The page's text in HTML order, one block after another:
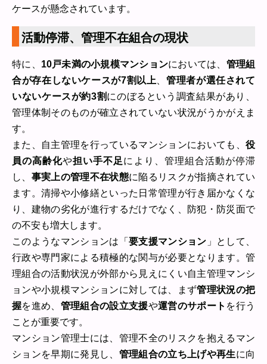
ケースが懸念されています。
活動停滞、管理不在組合の現状
特に、 10戸未満の小規模マンションにおいては、 管理組
合が存在しないケースが7割以上
管理者が選任されて
いないケースが約3割にのぼるという調査結果があり、
管理体制そのものが確立されていない状況がうかがえま
す。
また、自主管理を行っているマンションにおいても、 役
員の高齢化や担い手不足により、管理組合活動が停滞
し、 事実上の管理不在状態に陥るリスクが指摘されてい
ます。清掃や小修繕といった日常管理が行き届かなくな
り、建物の劣化が進行するだけでなく、防犯・防災面で
の不安も増大します。
このようなマンションは「 要支援マンション 」として、
行政や専門家による積極的な関与が必要となります。管
理組合の活動状況が外部から見えにくい自主管理マンシ
ョンや小規模マンションに対しては、まず管理状況の把
握を進め、 管理組合の設立支援や運営のサポート を行う
ことが重要です。
マンション管理士には、管理不全のリスクを抱えるマン
ションを早期に発見し、 管理組合の立ち上げや再生に向